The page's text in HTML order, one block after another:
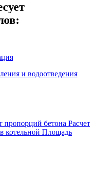
и водоотведения
пропорций бетона Расчет
котельной Площадь